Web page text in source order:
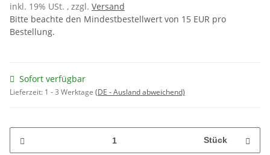
inkl. 19% USt. , zzgl. Versand
Bitte beachte den Mindestbestellwert von 15 EUR pro
Bestellung.
Sofort verfügbar
Lieferzeit: 1 - 3 Werktage (DE - Ausland abweichend)
Stück